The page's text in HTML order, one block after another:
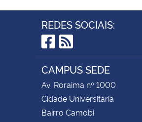
REDES SOCIAIS:
Facebook
RSS
CAMPUS SEDE
Av. Roraima nº 1000
Cidade Universitária
Bairro Camobi